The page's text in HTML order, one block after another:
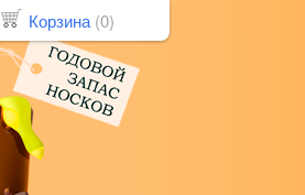
Корзина (0)